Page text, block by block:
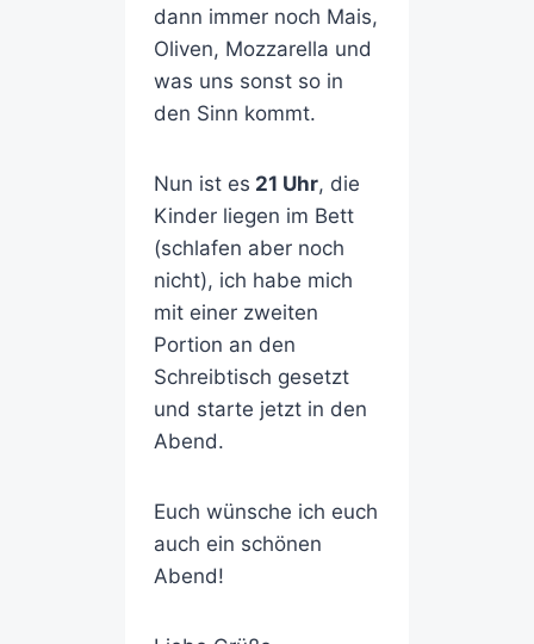
dann immer noch Mais,
Oliven, Mozzarella und
was uns sonst so in
den Sinn kommt.
Nun ist es 21 Uhr, die
Kinder liegen im Bett
(schlafen aber noch
nicht), ich habe mich
mit einer zweiten
Portion an den
Schreibtisch gesetzt
und starte jetzt in den
Abend.
Euch wünsche ich euch
auch ein schönen
Abend!